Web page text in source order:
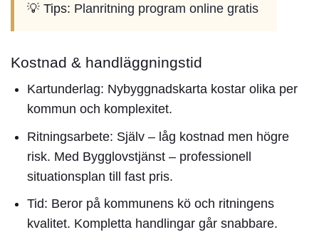
💡 Tips: Planritning program online gratis
Kostnad & handläggningstid
Kartunderlag: Nybyggnadskarta kostar olika per
kommun och komplexitet.
Ritningsarbete: Själv – låg kostnad men högre
risk. Med Bygglovstjänst – professionell
situationsplan till fast pris.
Tid: Beror på kommunens kö och ritningens
kvalitet. Kompletta handlingar går snabbare.